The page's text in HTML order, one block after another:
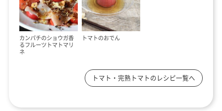
カンパチのショウガ香
るフルーツトマトマリ
ネ
トマトのおでん
トマト・完熟トマトのレシピ一覧へ